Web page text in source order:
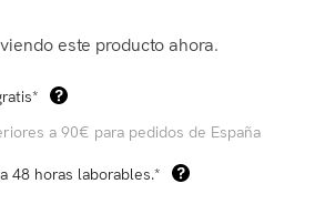
este producto ahora.
a 90€ para pedidos de España
48 horas laborables.*